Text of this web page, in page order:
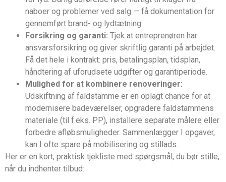
naboer og problemer ved salg — få dokumentation for
gennemført brand- og lydtætning.
Forsikring og garanti: Tjek at entreprenøren har
ansvarsforsikring og giver skriftlig garanti på arbejdet.
Få det hele i kontrakt: pris, betalingsplan, tidsplan,
håndtering af uforudsete udgifter og garantiperiode.
Mulighed for at kombinere renoveringer:
Udskiftning af faldstamme er en oplagt chance for at
modernisere badeværelser, opgradere faldstammens
materiale (til f.eks. PP), installere separate målere eller
forbedre afløbsmuligheder. Sammenlægger I opgaver,
kan I ofte spare på mobilisering og stillads.
Her er en kort, praktisk tjekliste med spørgsmål, du bør stille,
når du indhenter tilbud: